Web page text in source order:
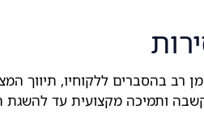
רב בהסברים ללקוחיו, תיווך
ותמיכה מקצועית עד להשגת